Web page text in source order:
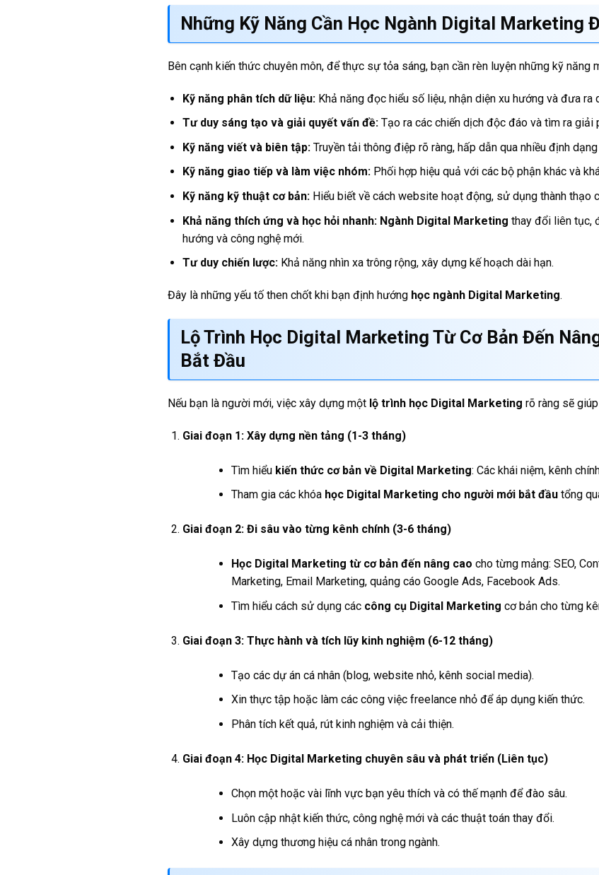
Những Kỹ Năng Cần Học Ngành Digital Marketing
Bên cạnh kiến thức chuyên môn, để thực sự tỏa sáng, bạn cần rèn luyện những kỹ năng
Kỹ năng phân tích dữ liệu:Khả năng đọc hiểu số liệu, nhận diện xu hướng và đưa ra
Tư duy sáng tạo và giải quyết vấn đề:Tạo ra các chiến dịch độc đáo và tìm ra giải
Kỹ năng viết và biên tập:Truyền tải thông điệp rõ ràng, hấp dẫn qua nhiều định
Kỹ năng giao tiếp và làm việc nhóm:Phối hợp hiệu quả với các bộ phận khác và
Kỹ năng kỹ thuật cơ bản:Hiểu biết về cách website hoạt động, sử dụng thành thạo
Khả năng thích ứng và học hỏi nhanh: Ngành Digital Marketing thay đổi liên tục,
hướng và công nghệ mới.
Tư duy chiến lược:Khả năng nhìn xa trông rộng, xây dựng kế hoạch dài hạn.
Đây là những yếu tố then chốt khi bạn định hướng học ngành Digital Marketing.
Lộ Trình Học Digital Marketing Từ Cơ Bản Đến
Bắt Đầu
Nếu bạn là người mới, việc xây dựng một lộ trình học Digital Marketing rõ ràng sẽ
Giai đoạn 1: Xây dựng nền tảng (1-3 tháng)
Tìm hiểu kiến thức cơ bản về Digital Marketing: Các khái niệm, kênh
Tham gia các khóa học Digital Marketing cho người mới bắt đầutổng
Giai đoạn 2: Đi sâu vào từng kênh chính (3-6 tháng)
Học Digital Marketing từ cơ bản đến nâng cao cho từng mảng: SEO,
Marketing, Email Marketing, quảng cáo Google Ads, Facebook Ads.
Tìm hiểu cách sử dụng các công cụ Digital Marketing cơ bản cho từng
Giai đoạn 3: Thực hành và tích lũy kinh nghiệm (6-12 tháng)
Tạo các dự án cá nhân (blog, website nhỏ, kênh social media).
Xin thực tập hoặc làm các công việc freelance nhỏ để áp dụng kiến thức.
Phân tích kết quả, rút kinh nghiệm và cải thiện.
Giai đoạn 4: Học Digital Marketing chuyên sâu và phát triển (Liên tục)
Chọn một hoặc vài lĩnh vực bạn yêu thích và có thế mạnh để đào sâu.
Luôn cập nhật kiến thức, công nghệ mới và các thuật toán thay đổi.
Xây dựng thương hiệu cá nhân trong ngành.